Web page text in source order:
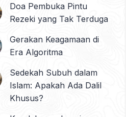
Doa Pembuka Pintu
Rezeki yang Tak Terduga
Gerakan Keagamaan di
Era Algoritma
Sedekah Subuh dalam
Islam: Apakah Ada Dalil
Khusus?